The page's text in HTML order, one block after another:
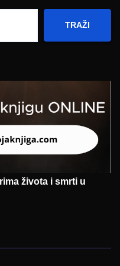
TRAŽI
života i smrti u